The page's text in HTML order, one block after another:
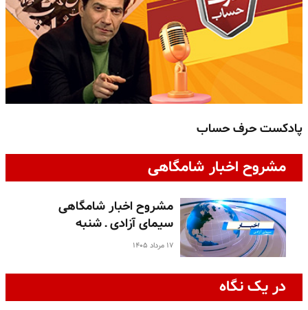
پادکست حرف حساب
مشروح اخبار شامگاهی
مشروح اخبار شامگاهی
سیمای آزادی ـ شنبه
۱۷ مرداد ۱۴۰۵
در یک نگاه